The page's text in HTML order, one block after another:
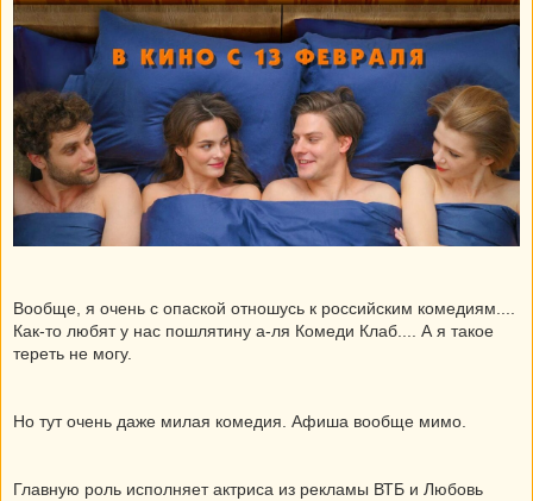
Вообще, я очень с опаской отношусь к российским комедиям....
Как-то любят у нас пошлятину а-ля Комеди Клаб.... А я такое
тереть не могу.
Но тут очень даже милая комедия. Афиша вообще мимо.
Главную роль исполняет актриса из рекламы ВТБ и Любовь